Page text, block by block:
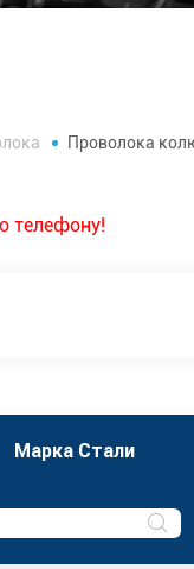
Проволока
телефону!
Марка Стали